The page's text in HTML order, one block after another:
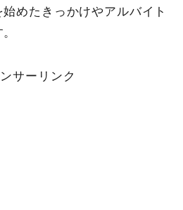
めたきっかけやアルバイト
サーリンク